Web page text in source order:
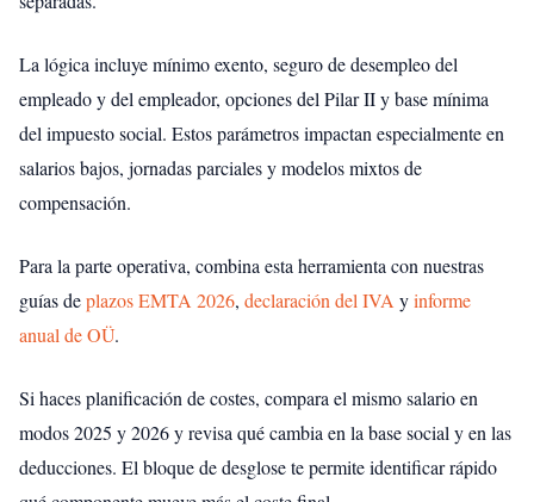
La lógica incluye mínimo exento, seguro de desempleo del
empleado y del empleador, opciones del Pilar II y base mínima
del impuesto social. Estos parámetros impactan especialmente en
salarios bajos, jornadas parciales y modelos mixtos de
compensación.
Para la parte operativa, combina esta herramienta con nuestras
guías deplazos EMTA 2026, declaración del IVA yinforme
anual de OÜ.
Si haces planificación de costes, compara el mismo salario en
modos 2025 y 2026 y revisa qué cambia en la base social y en las
deducciones. El bloque de desglose te permite identificar rápido